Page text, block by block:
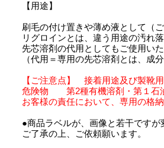
【用途】
刷毛の付け置きや薄め液として（
リグロインとは、違う用途の汚れ
先芯溶剤の代用としてもご使用いた
（代用＝専用の先芯溶剤とは、成
【ご注意点】 接着用途及び製靴
危険物 第2種有機溶剤・第１
お客様の責任において、専用の格
●商品ラベルが、画像と若干ですが
ご了承の上、ご依頼願います。